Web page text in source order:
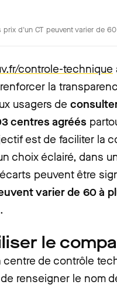
prix d'un CT peuvent varier de
controle-technique
la
usagers de
centres agréés
est de faciliter la
choix éclairé, dans
peuvent être
varier de 60 à
.
le
de contrôle
renseigner le nom